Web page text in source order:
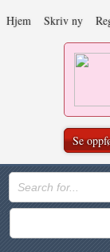
Hjem Skriv ny
Se